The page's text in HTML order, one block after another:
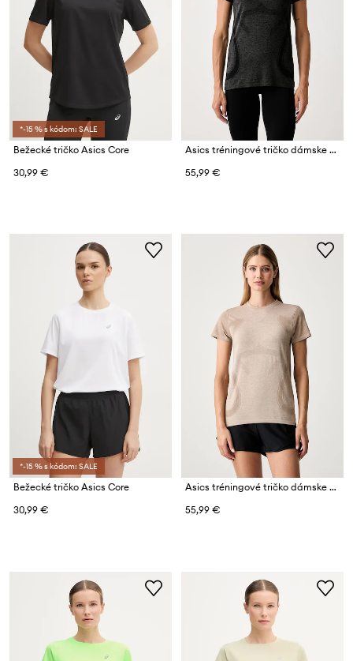
*-15 % s kódom: SALE
Bežecké tričko Asics Core
30,99 €
Asics tréningové tričko dámske ROAD SEAMLESS SS TOP
55,99 €
*-15 % s kódom: SALE
Bežecké tričko Asics Core
30,99 €
Asics tréningové tričko dámske ROAD SEAMLESS SS TOP
55,99 €